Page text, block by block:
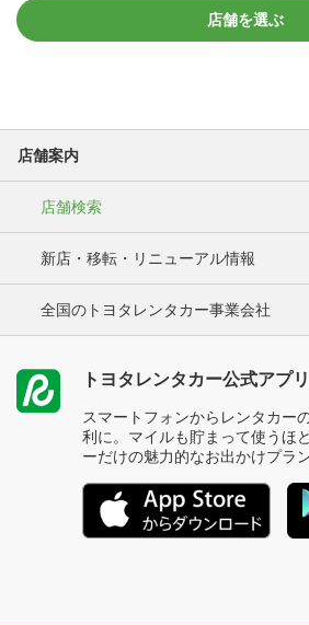
店舗を選ぶ
店舗案内
店舗検索
新店・移転・リニューアル情報
全国のトヨタレンタカー事業会社
トヨタレンタカー公式アプリ
スマートフォンからレンタカー
利に。マイルも貯まって使うほ
ーだけの魅力的なお出かけプラ